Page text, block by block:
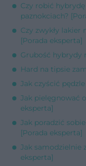
Czy robić
paznokciach?
Czy zwykły
[Porada eksperta]
Grubość hybrydy
Hard na tipsie
Jak czyścić
Jak pielęgnować
eksperta]
Jak poradzić
[Porada eksperta]
Jak samodzielnie
eksperta]